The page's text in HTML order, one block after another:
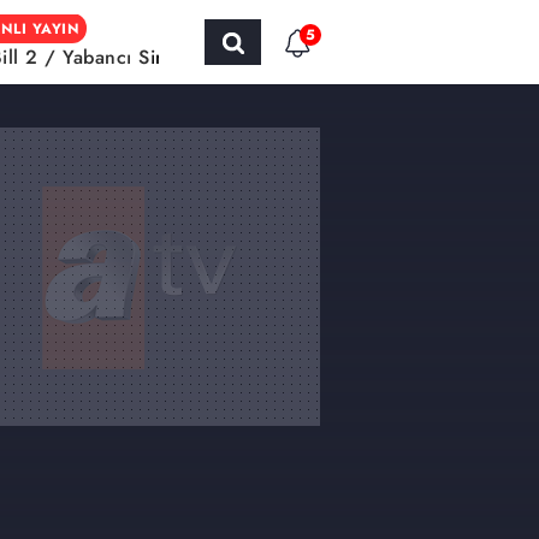
YAYIN
2 / Yabancı Sinema
5